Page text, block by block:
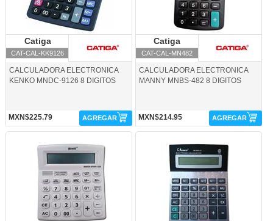
Catiga
CAT-CAL-KK9126
CALCULADORA ELECTRONICA
KENKO MNDC-9126 8 DIGITOS
MXN$225.79 AGREGAR
Catiga
CAT-CAL-MN482
CALCULADORA ELECTRONICA
MANNY MNBS-482 8 DIGITOS
MXN$214.95 AGREGAR